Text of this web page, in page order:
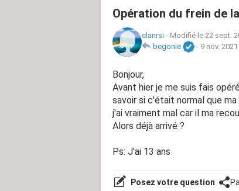
Opération du frein de
clanrsi - Modifié le 22 sept.
begonie
- 9 nov.
Bonjour,
Avant hier je me suis fais
savoir si c'était normal que
j'ai vraiment mal car il ma
Alors déjà arrivé ?
Ps: J'ai 13 ans
Posez votre question